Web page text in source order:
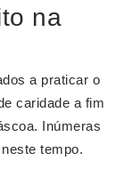
na
a praticar o
caridade a fim
Inúmeras
tempo.